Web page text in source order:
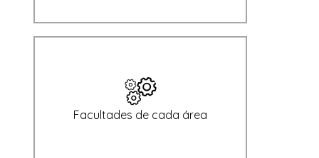
Facultades de cada área